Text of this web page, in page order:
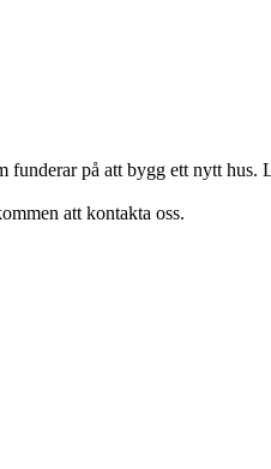
på att bygg ett nytt hus.
att kontakta oss.